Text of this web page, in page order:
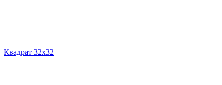
Квадрат 32х32